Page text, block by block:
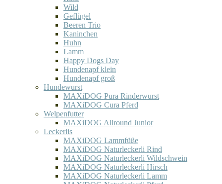
Wild
Geflügel
Beeren Trio
Kaninchen
Huhn
Lamm
Happy Dogs Day
Hundenapf klein
Hundenapf groß
Hundewurst
MAXiDOG Pura Rinderwurst
MAXiDOG Cura Pferd
Welpenfutter
MAXiDOG Allround Junior
Leckerlis
MAXiDOG Lammfüße
MAXiDOG Naturleckerli Rind
MAXiDOG Naturleckerli Wildschwein
MAXiDOG Naturleckerli Hirsch
MAXiDOG Naturleckerli Lamm